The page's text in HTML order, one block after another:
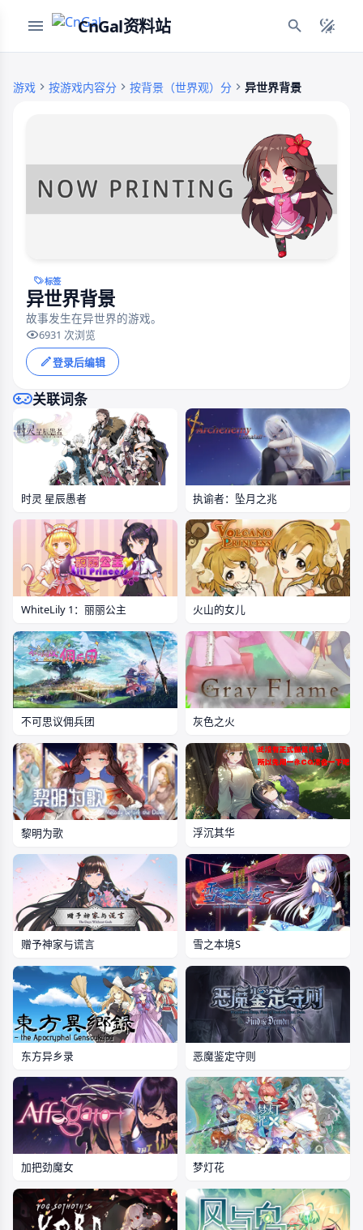
CnGal资料站
游戏 按游戏内容分 按背景（世界观）分 异世界背景
标签
异世界背景
故事发生在异世界的游戏。
6931 次浏览
登录后编辑
关联词条
时灵 星辰愚者 执谕者：坠月之兆
WhiteLily 1：丽丽公主 火山的女儿
不可思议佣兵团 灰色之火
黎明为歌 浮沉其华
赠予神家与谎言 雪之本境S
东方异乡录 恶魔鉴定守则
加把劲魔女 梦灯花